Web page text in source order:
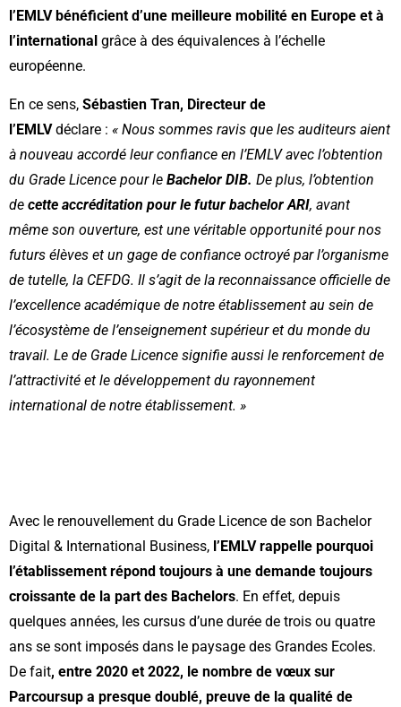
l’EMLV bénéficient d’une meilleure mobilité en Europe et à
l’international grâce à des équivalences à l’échelle
européenne.
En ce sens, Sébastien Tran, Directeur de
l’EMLVdéclare : « Nous sommes ravis que les auditeurs aient
à nouveau accordé leur confiance en l’EMLV avec l’obtention
du Grade Licence pour le Bachelor DIB. De plus, l’obtention
de cette accréditation pour le futur bachelor ARI, avant
même son ouverture, est une véritable opportunité pour nos
futurs élèves et un gage de confiance octroyé par l’organisme
de tutelle, la CEFDG. Il s’agit de la reconnaissance officielle de
l’excellence académique de notre établissement au sein de
l’écosystème de l’enseignement supérieur et du monde du
travail. Le de Grade Licence signifie aussi le renforcement de
l’attractivité et le développement du rayonnement
international de notre établissement. »
Avec le renouvellement du Grade Licence de son Bachelor
Digital & International Business, l’EMLV rappelle pourquoi
l’établissement répond toujours à une demande toujours
croissante de la part des Bachelors. En effet, depuis
quelques années, les cursus d’une durée de trois ou quatre
ans se sont imposés dans le paysage des Grandes Ecoles.
De fait, entre 2020 et 2022, le nombre de vœux sur
Parcoursup a presque doublé, preuve de la qualité de